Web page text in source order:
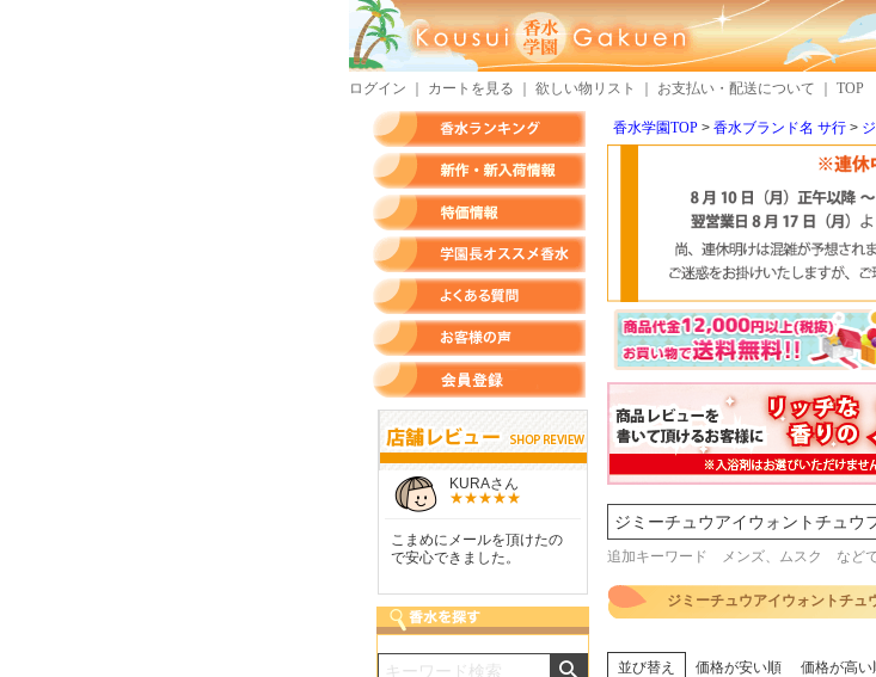
ログイン カートを見る 欲しい物リスト お支払い・配送について TOP
香水学園TOP 香水ブランド名 サ行
検索
追加キーワード メンズ、ムスク など
ジミーチュウアイウォントチュ
並び替え 価格が安い順 価格が高い
KURAさん
こまめにメールを頂けたの
で安心できました。
しらすさん
商品が早く届いたのでよか
ったです。また利用させて
好きな香
量試せる